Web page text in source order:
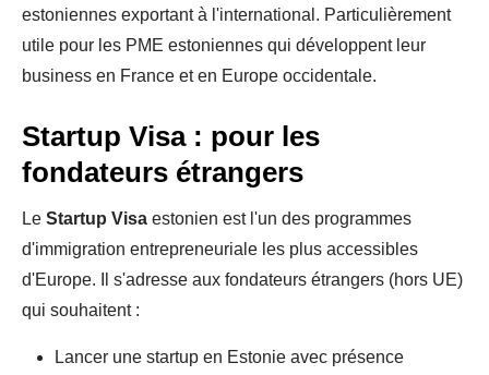
estoniennes exportant à l'international. Particulièrement
utile pour les PME estoniennes qui développent leur
business en France et en Europe occidentale.
Startup Visa : pour les
fondateurs étrangers
Le Startup Visa estonien est l'un des programmes
d'immigration entrepreneuriale les plus accessibles
d'Europe. Il s'adresse aux fondateurs étrangers (hors UE)
qui souhaitent :
Lancer une startup en Estonie avec présence